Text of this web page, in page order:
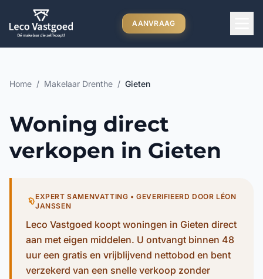
Ga direct naar inhoud
AANVRAAG
Home / Makelaar Drenthe / Gieten
Woning direct
verkopen in Gieten
EXPERT SAMENVATTING • GEVERIFIEERD DOOR LÉON
JANSSEN
Leco Vastgoed koopt woningen in Gieten direct
aan met eigen middelen. U ontvangt binnen 48
uur een gratis en vrijblijvend nettobod en bent
verzekerd van een snelle verkoop zonder